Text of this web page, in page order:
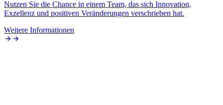
Nutzen Sie die Chance in einem Team, das sich Innovation,
Exzellenz und positiven Veränderungen verschrieben hat.
Weitere Informationen